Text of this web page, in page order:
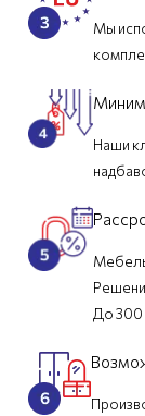
Мы
Наши
До